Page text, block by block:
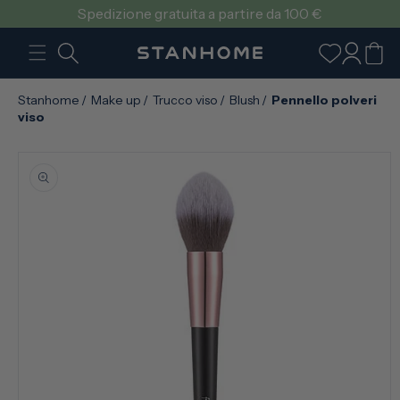
DIRETTAMENTESpedizione gratuita a partire da 100 €
Accedi
Carrello
Stanhome / Make up / Trucco viso / Blush / Pennello polveri
viso